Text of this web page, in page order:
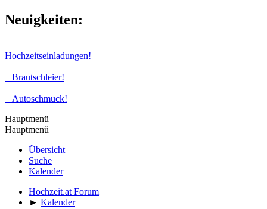
Neuigkeiten:
Hochzeitseinladungen!
Brautschleier!
Autoschmuck!
Hauptmenü
Hauptmenü
Übersicht
Suche
Kalender
Hochzeit.at Forum
► Kalender